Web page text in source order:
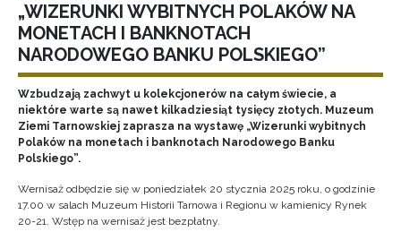
„WIZERUNKI WYBITNYCH POLAKÓW NA
MONETACH I BANKNOTACH
NARODOWEGO BANKU POLSKIEGO”
Wzbudzają zachwyt u kolekcjonerów na całym świecie, a
niektóre warte są nawet kilkadziesiąt tysięcy złotych. Muzeum
Ziemi Tarnowskiej zaprasza na wystawę „Wizerunki wybitnych
Polaków na monetach i banknotach Narodowego Banku
Polskiego”.
Wernisaż odbędzie się w poniedziałek 20 stycznia 2025 roku, o godzinie
17.00 w salach Muzeum Historii Tarnowa i Regionu w kamienicy Rynek
20-21. Wstęp na wernisaż jest bezpłatny.